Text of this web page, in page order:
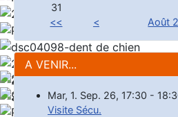
31
<<
< Août
A VENIR...
Mar, 1. Sep. 26, 17:30 -
Visite Sécu.